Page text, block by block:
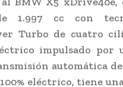
1.997 cc con
Turbo de cuatro
impulsado por
automática de
eléctrico, tiene